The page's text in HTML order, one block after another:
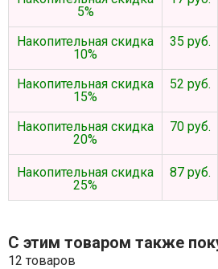
5%
Накопительная скидка
10%
35 руб.
Накопительная скидка
15%
52 руб.
Накопительная скидка
20%
70 руб.
Накопительная скидка
25%
87 руб.
С этим товаром также
12 товаров